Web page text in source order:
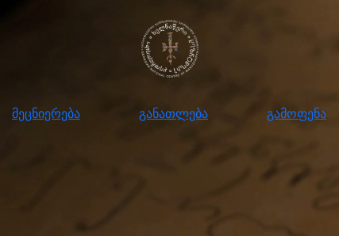
მეცნიერება განათლება გამოფენა
განათლება